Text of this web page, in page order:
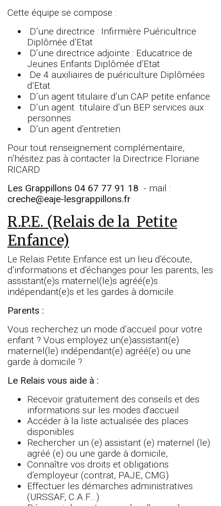
Cette équipe se compose :
D’une directrice : Infirmière Puéricultrice
Diplômée d’Etat
D’une directrice adjointe : Educatrice de
Jeunes Enfants Diplômée d’Etat
De 4 auxiliaires de puériculture Diplômées
d’Etat
D’un agent titulaire d’un CAP petite enfance
D’un agent titulaire d’un BEP services aux
personnes
D’un agent d’entretien
Pour tout renseignement complémentaire,
n’hésitez pas à contacter la Directrice Floriane
RICARD
Les Grappillons 04 67 77 91 18 - mail :
creche@eaje-lesgrappillons.fr
R.P.E. (Relais de la Petite
Enfance)
Le Relais Petite Enfance est un lieu d’écoute,
d’informations et d’échanges pour les parents, les
assistant(e)s maternel(le)s agréé(e)s
indépendant(e)s et les gardes à domicile.
Parents :
Vous recherchez un mode d’accueil pour votre
enfant ? Vous employez un(e)assistant(e)
maternel(le) indépendant(e) agréé(e) ou une
garde à domicile ?
Le Relais vous aide à :
Recevoir gratuitement des conseils et des
informations sur les modes d'accueil
Accéder à la liste actualisée des places
disponibles
Rechercher un (e) assistant (e) maternel (le)
agréé (e) ou une garde à domicile,
Connaître vos droits et obligations
d’employeur (contrat, PAJE, CMG)
Effectuer les démarches administratives
(URSSAF, C.A.F…)